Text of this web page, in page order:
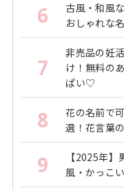
6
古風・和風
おしゃれな
7
非売品の妊
け！無料の
ぱい♡
8
花の名前で
選！花言葉
9
【2025年
風・かっこ